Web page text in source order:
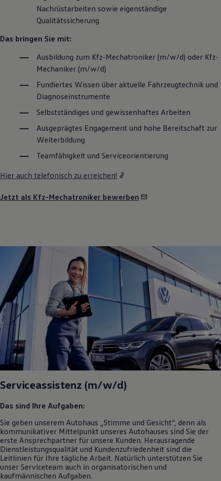
Nachrüstarbeiten sowie eigenständige
Qualitätssicherung
Das bringen Sie mit:
Ausbildung zum Kfz-Mechatroniker (m/w/d) oder Kfz-
Mechaniker (m/w/d)
Fundiertes Wissen über aktuelle Fahrzeugtechnik und
Diagnoseinstrumente
Selbstständiges und gewissenhaftes Arbeiten
Ausgeprägtes Engagement und hohe Bereitschaft zur
Weiterbildung
Teamfähigkeit und Serviceorientierung
Hier auch telefonisch zu erreichen!
Jetzt als Kfz-Mechatroniker bewerben
Serviceassistenz (m/w/d)
Das sind Ihre Aufgaben:
Sie geben unserem Autohaus „Stimme und Gesicht“, denn als
kommunikativer Mittelpunkt unseres Autohauses sind Sie der
erste Ansprechpartner für unsere Kunden. Herausragende
Dienstleistungsqualität und Kundenzufriedenheit sind die
Leitlinien für Ihre tägliche Arbeit. Natürlich unterstützen Sie
unser Serviceteam auch in organisatorischen und
kaufmännischen Aufgaben.